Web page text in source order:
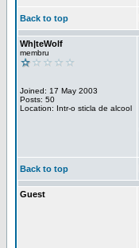
Back to top
Wh|teWolf
membru
Joined: 17 May 2003
Posts: 50
Location: Intr-o sticla de alcool
Back to top
Guest